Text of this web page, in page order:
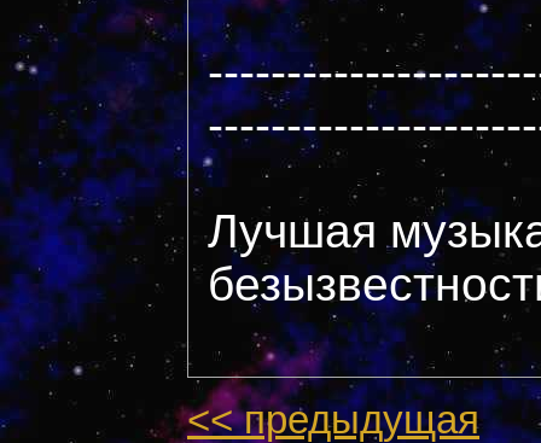
Лучшая
<< предыдущая